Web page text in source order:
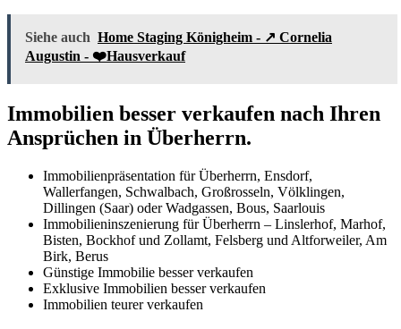
Siehe auch Home Staging Königheim - ↗️ Cornelia
Augustin - ❤️Hausverkauf
Immobilien besser verkaufen nach Ihren
Ansprüchen in Überherrn.
Immobilienpräsentation für Überherrn, Ensdorf,
Wallerfangen, Schwalbach, Großrosseln, Völklingen,
Dillingen (Saar) oder Wadgassen, Bous, Saarlouis
Immobilieninszenierung für Überherrn – Linslerhof, Marhof,
Bisten, Bockhof und Zollamt, Felsberg und Altforweiler, Am
Birk, Berus
Günstige Immobilie besser verkaufen
Exklusive Immobilien besser verkaufen
Immobilien teurer verkaufen